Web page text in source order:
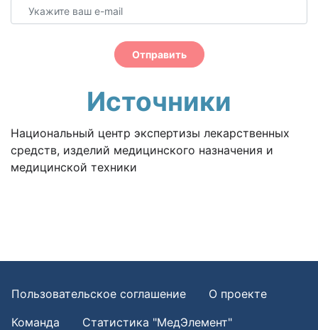
Отправить
Источники
Национальный центр экспертизы лекарственных
средств, изделий медицинского назначения и
медицинской техники
Пользовательское соглашение
О проекте
Команда
Статистика "МедЭлемент"